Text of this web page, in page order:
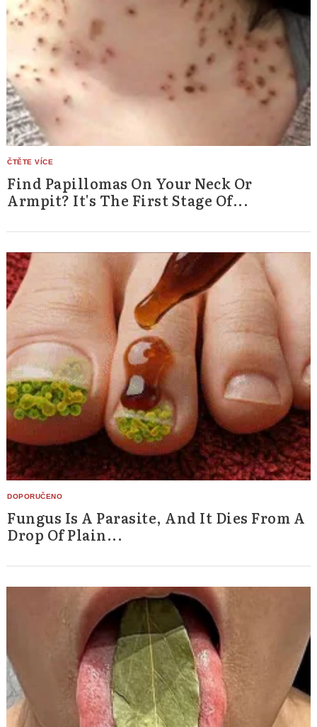
Find Papillomas On Your Neck Or
Armpit? It's The First Stage Of...
Fungus Is A Parasite, And It Dies From A
Drop Of Plain...
Search